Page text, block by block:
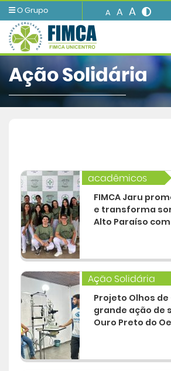
O Grupo A A A
Cursos deGraduação
Cursos de Pós e Extensão
Informações e Serviços
Biblioteca
Imprensa
Central de Atendimento
Ação Solidária
acadêmicos
FIMCA Jaru
e transforma
Alto Paraíso
Ação Solidária
Projeto Olhos
grande ação de
Ouro Preto do